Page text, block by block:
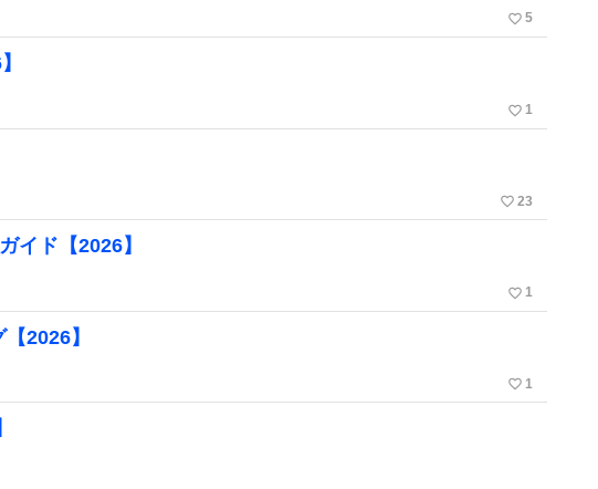
favorite_border 5
favorite_border 1
favorite_border 23
イド【2026】
favorite_border 1
2026】
favorite_border 1